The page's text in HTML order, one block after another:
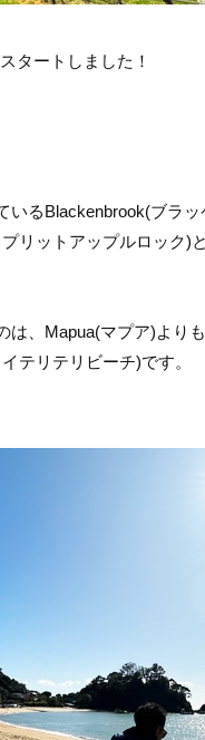
タートしました！
いるBlackenbrook(ブラ
リットアップルロック)
は、Mapua(マプア)より
テリテリビーチ)です。